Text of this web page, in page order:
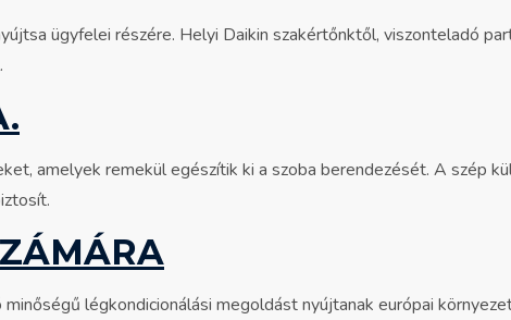
ügyfelei részére. Helyi Daikin szakértőnktől, viszonteladó
amelyek remekül egészítik ki a szoba berendezését. A szép
légkondicionálási megoldást nyújtanak európai